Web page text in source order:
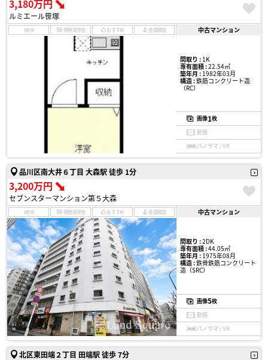
3,180万円
ルミエール笹塚
NEW 現地見学会 おすすめ 会員限定 中古マンション
間取り :1K
専有面積 :22.54㎡
築年月 :1982年03月
構造 :鉄筋コンクリート造
（RC）
画像1枚
動画
パノラマ / VR
品川区南大井６丁目 大森駅 徒歩 1分
3,200万円
セブンスターマンション第５大森
NEW 現地見学会 おすすめ 会員限定 中古マンション
間取り :2DK
専有面積 :44.05㎡
築年月 :1975年08月
構造 :鉄骨鉄筋コンクリート
造（SRC）
画像5枚
動画
パノラマ / VR
北区東田端２丁目 田端駅 徒歩 7分